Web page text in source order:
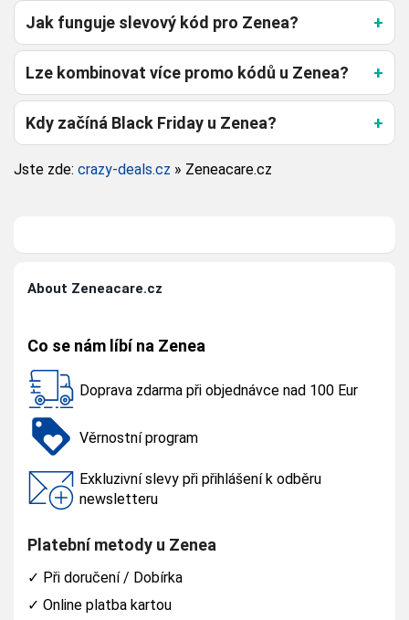
Jak funguje slevový kód pro Zenea?
Lze kombinovat více promo kódů u Zenea?
Kdy začíná Black Friday u Zenea?
Jste zde: crazy-deals.cz » Zeneacare.cz
About Zeneacare.cz
Co se nám líbí na Zenea
Doprava zdarma při objednávce nad 100 Eur
Věrnostní program
Exkluzivní slevy při přihlášení k odběru
newsletteru
Platební metody u Zenea
✓ Při doručení / Dobírka
✓ Online platba kartou